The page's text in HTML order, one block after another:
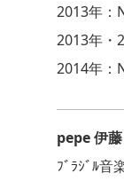
2013年：
2013年・
2014年：
pepe 伊藤
ﾌﾞﾗｼﾞﾙ音